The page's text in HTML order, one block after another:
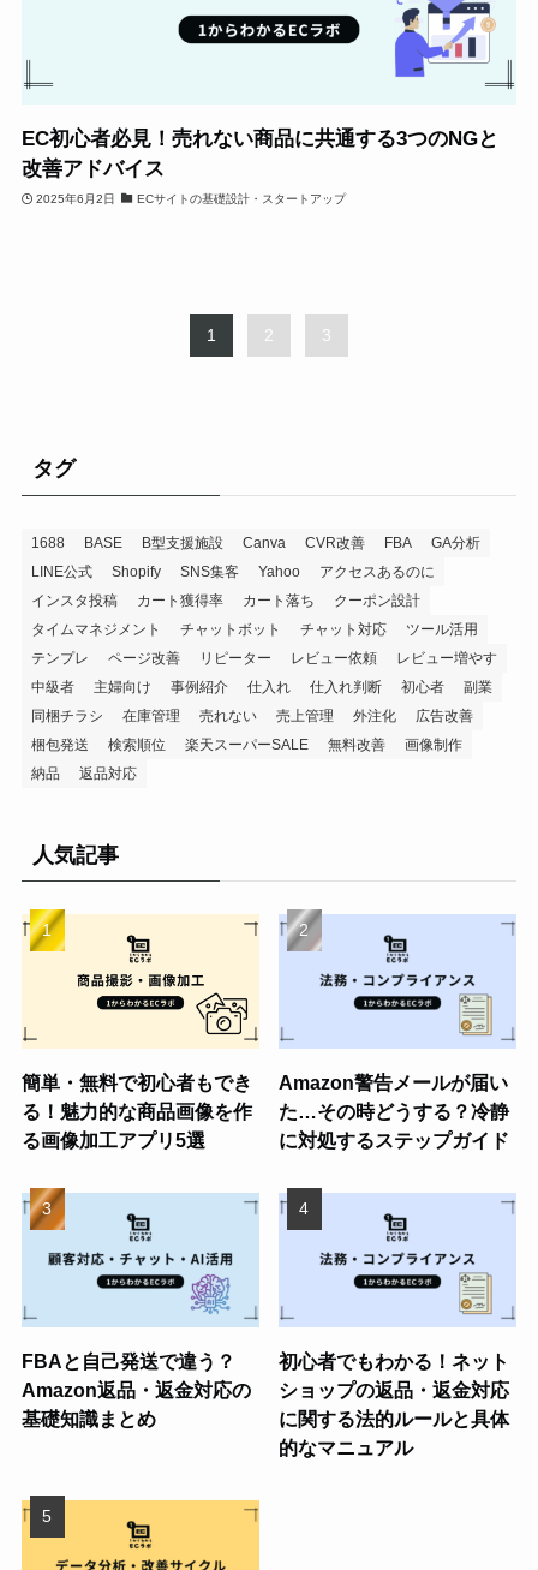
EC初心者必見！売れない商品に共通する3つのNGと
改善アドバイス
2025年6月2日 ECサイトの基礎設計・スタートアップ
1 2 3
タグ
1688 BASE B型支援施設 Canva CVR改善 FBA
GA分析
LINE公式
Shopify SNS集客 Yahoo
アクセスあるのに
インスタ投稿
カート獲得率 カート落ち
クーポン設計
タイムマネジメント
チャットボット チャット対応
ツール活用
テンプレ
ページ改善 リピーター レビュー依頼
レビュー増やす
中級者
主婦向け 事例紹介 仕入れ 仕入れ判断 初心者
副業
同梱チラシ
在庫管理 売れない 売上管理 外注化
広告改善
梱包発送
検索順位 楽天スーパーSALE 無料改善
画像制作
納品
返品対応
人気記事
簡単・無料で初心者もでき
る！魅力的な商品画像を作
る画像加工アプリ5選
Amazon警告メールが届い
た…その時どうする？冷静
に対処するステップガイド
FBAと自己発送で違う？
Amazon返品・返金対応の
基礎知識まとめ
初心者でもわかる！ネット
ショップの返品・返金対応
に関する法的ルールと具体
的なマニュアル